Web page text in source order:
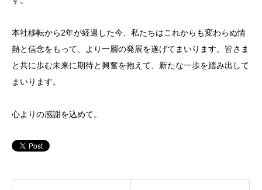
本社移転から2年が経過した今、私たちはこれからも変わらぬ情
熱と信念をもって、より一層の発展を遂げてまいります。皆さま
と共に歩む未来に期待と興奮を抱えて、新たな一歩を踏み出して
まいります。
心よりの感謝を込めて。